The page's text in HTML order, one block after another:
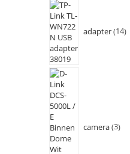
adapter 14
camera 3